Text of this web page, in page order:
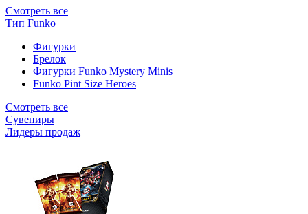
Смотреть все
Тип Funko
Фигурки
Брелок
Фигурки Funko Mystery Minis
Funko Pint Size Heroes
Смотреть все
Сувениры
Лидеры продаж